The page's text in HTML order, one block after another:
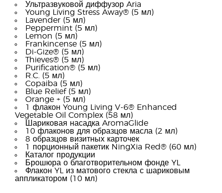
Ультразвуковой диффузор Aria
Young Living Stress Away® (5 мл)
Lavender (5 мл)
Peppermint (5 мл)
Lemon (5 мл)
Frankincense (5 мл)
Di-Gize® (5 мл)
Thieves® (5 мл)
Purification® (5 мл)
R.C. (5 мл)
Copaiba (5 мл)
Blue Relief (5 мл)
Orange + (5 мл)
1 флакон Young Living V-6® Enhanced
Vegetable Oil Complex (58 мл)
Шариковая насадка AromaGlide
10 флаконов для образцов масла (2 мл)
8 образцов визитных карточек
1 порционный пакетик NingXia Red® (60 мл)
Каталог продукции
Брошюра о благотворительном фонде YL
Флакон YL из матового стекла с шариковым
аппликатором (10 мл)